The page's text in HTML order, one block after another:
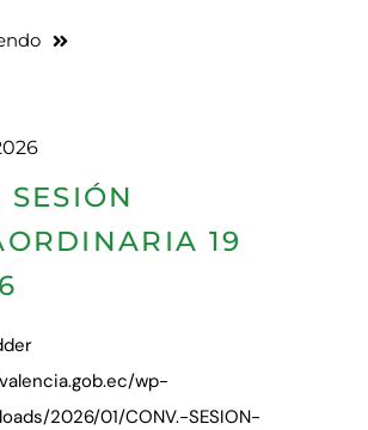
SESIÓN
19
wp-
2026/01/CONV.-SESION-